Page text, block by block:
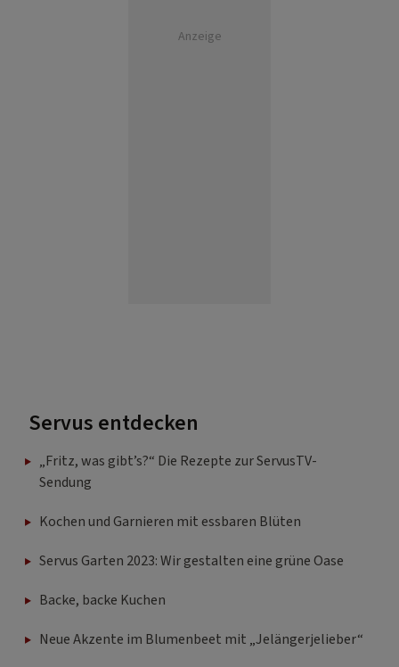
Anzeige
Servus entdecken
„Fritz, was gibt’s?“ Die Rezepte zur ServusTV-
Sendung
Kochen und Garnieren mit essbaren Blüten
Servus Garten 2023: Wir gestalten eine grüne Oase
Backe, backe Kuchen
Neue Akzente im Blumenbeet mit „Jelängerjelieber“